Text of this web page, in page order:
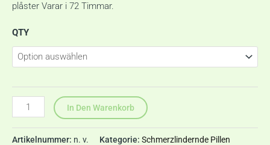
plåster Varar i 72 Timmar.
QTY
In Den Warenkorb
Artikelnummer: n. v. Kategorie: Schmerzlindernde Pillen